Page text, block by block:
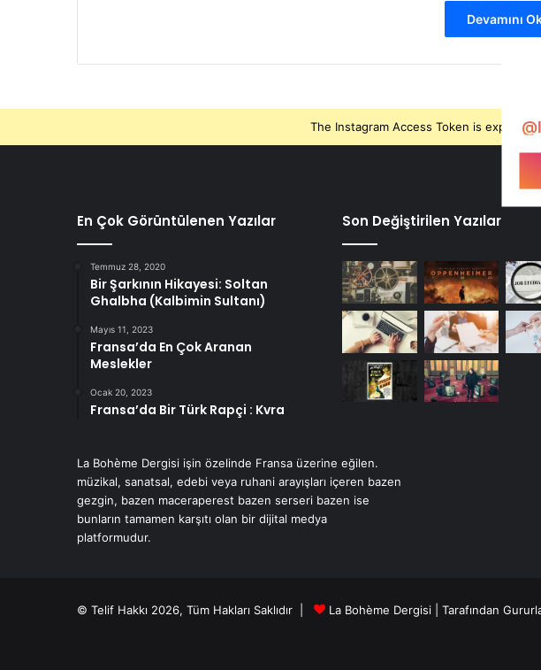
Devamını
The Instagram Access Token is
En Çok Görüntülenen Yazılar
Temmuz 28, 2020
Bir Şarkının Hikayesi: Soltan
Ghalbha (Kalbimin Sultanı)
Mayıs 11, 2023
Fransa’da En Çok Aranan
Meslekler
Ocak 20, 2023
Fransa’da Bir Türk Rapçi : Kvra
Son Değiştirilen Yazılar
La Bohème Dergisi işin özelinde Fransa üzerine eğilen.
müzikal, sanatsal, edebi veya ruhani arayışları içeren bazen
gezgin, bazen maceraperest bazen serseri bazen ise
bunların tamamen karşıtı olan bir dijital medya
platformudur.
© Telif Hakkı 2026, Tüm Hakları Saklıdır | La Bohème Dergisi | Tarafından Gururla